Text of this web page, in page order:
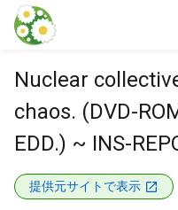
本文に飛ぶ
Nuclear
chaos. (DVD-
EDD.) ~ INS-
提供元サイトで表示